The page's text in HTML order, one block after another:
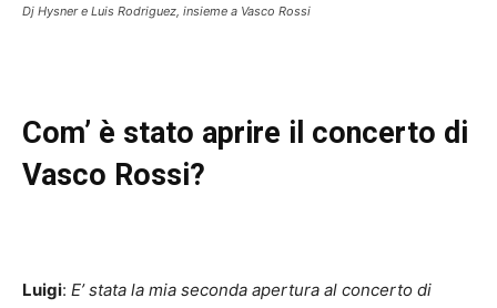
Dj Hysner e Luis Rodriguez, insieme a Vasco Rossi
Com’ è stato aprire il concerto di
Vasco Rossi?
Luigi: E’ stata la mia seconda apertura al concerto di